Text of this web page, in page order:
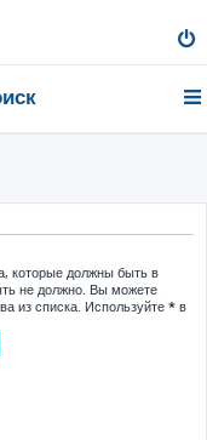
которые должны быть в
не должно. Вы можете
из списка. Используйте * в